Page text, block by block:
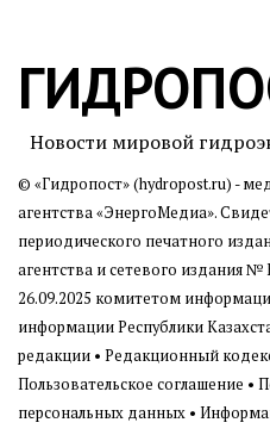
Новости мировой
© «Гидропост» (hydropost.ru) -
агентства«ЭнергоМедиа».
периодического печатного
агентства и сетевого издания
26.09.2025 комитетом
информации Республики
редакции • Редакционный
Пользовательское соглашение •
персональных данных •